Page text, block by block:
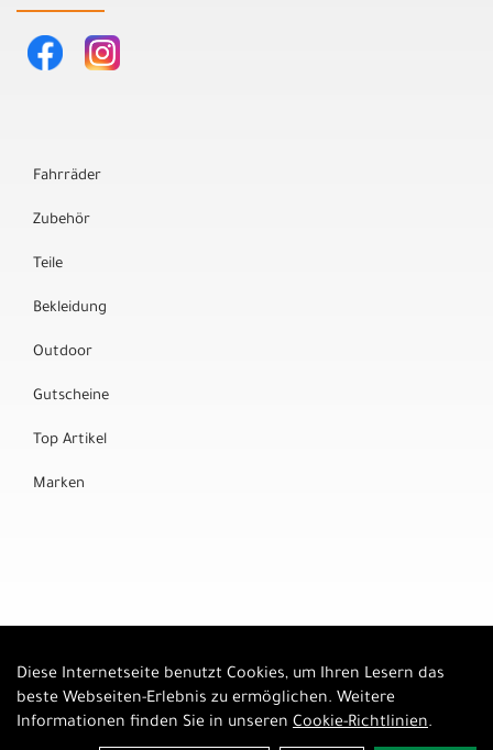
Fahrräder
Zubehör
Teile
Bekleidung
Outdoor
Gutscheine
Top Artikel
Marken
Diese Internetseite benutzt Cookies, um Ihren Lesern das
beste Webseiten-Erlebnis zu ermöglichen. Weitere
Informationen finden Sie in unseren Cookie-Richtlinien.
Auftrag widerrufen